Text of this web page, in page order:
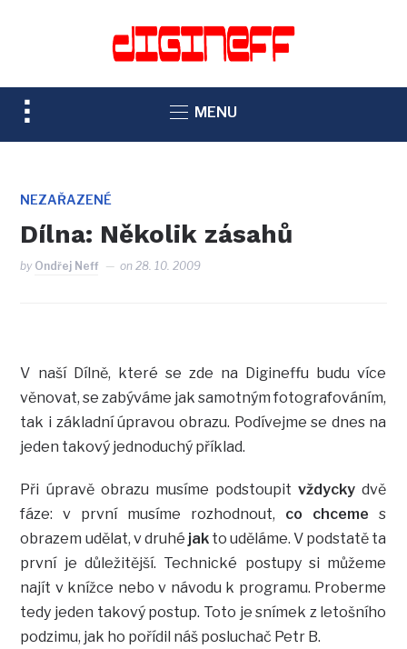
TOGGLE
SIDEBAR
NAVIGATION
MENU
NEZAŘAZENÉ
Dílna: Několik zásahů
by Ondřej Neff on28. 10. 2009
V naší Dílně, které se zde na Digineffu budu více
věnovat, se zabýváme jak samotným fotografováním,
tak i základní úpravou obrazu. Podívejme se dnes na
jeden takový jednoduchý příklad.
Při úpravě obrazu musíme podstoupitvždycky dvě
fáze: v první musíme rozhodnout, co chcemes
obrazem udělat, v druhé jak to uděláme. V podstatě ta
první je důležitější. Technické postupy si můžeme
najít v knížce nebo v návodu k programu. Proberme
tedy jeden takový postup. Toto je snímek z letošního
podzimu, jak ho pořídil náš posluchač Petr B.